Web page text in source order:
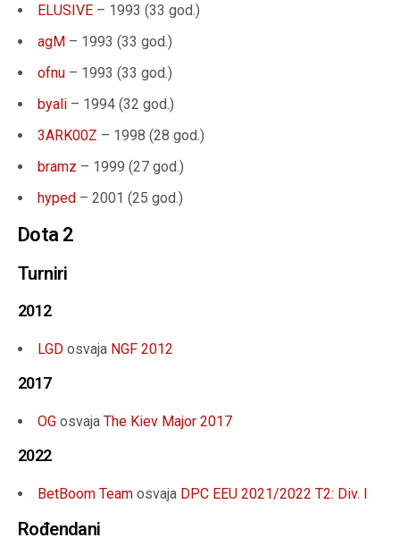
ELUSIVE – 1993 (33 god.)
agM – 1993 (33 god.)
ofnu – 1993 (33 god.)
byali – 1994 (32 god.)
3ARK00Z – 1998 (28 god.)
bramz – 1999 (27 god.)
hyped – 2001 (25 god.)
Dota 2
Turniri
2012
LGD osvaja NGF 2012
2017
OG osvaja The Kiev Major 2017
2022
BetBoom Team osvaja DPC EEU 2021/2022 T2: Div. I
Rođendani